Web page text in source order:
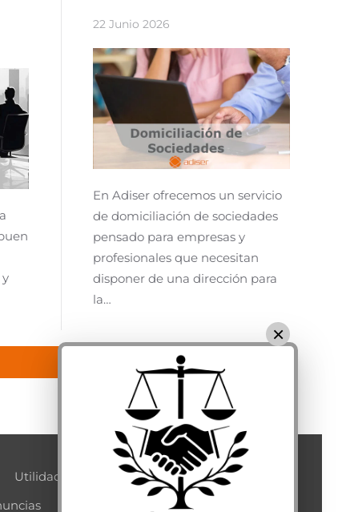
22 Junio 2026
En Adiser ofrecemos un servicio
de domiciliación de sociedades
pensado para empresas y
profesionales que necesitan
disponer de una dirección para
la…
Utilidades
×